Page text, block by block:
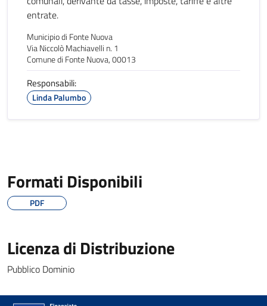
entrate.
Municipio di Fonte Nuova
Via Niccolò Machiavelli n. 1
Comune di Fonte Nuova, 00013
Responsabili:
Linda Palumbo
Formati Disponibili
PDF
Licenza di Distribuzione
Pubblico Dominio